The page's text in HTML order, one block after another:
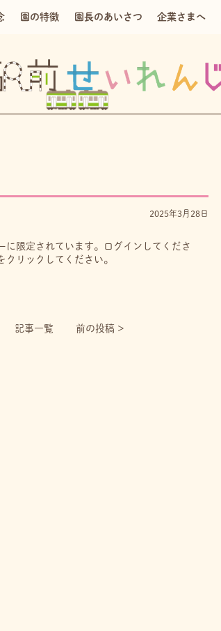
園の特徴 園長のあいさつ 企業さまへ
2025年3月28日
に限定されています。ログインしてくださ
クリックしてください。
記事一覧 前の投稿 >